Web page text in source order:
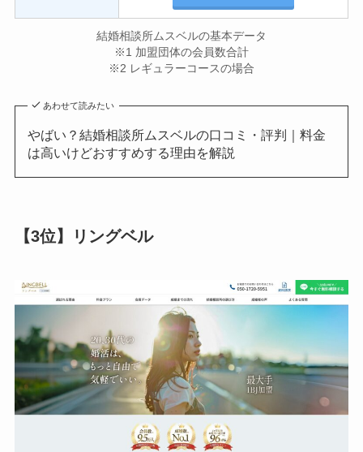
結婚相談所ムスベルの基本データ
※1 加盟団体の会員数合計
※2 レギュラーコースの場合
あわせて読みたい
やばい？結婚相談所ムスベルの口コミ・評判｜料金
は高いけどおすすめする理由を解説
【3位】リングベル